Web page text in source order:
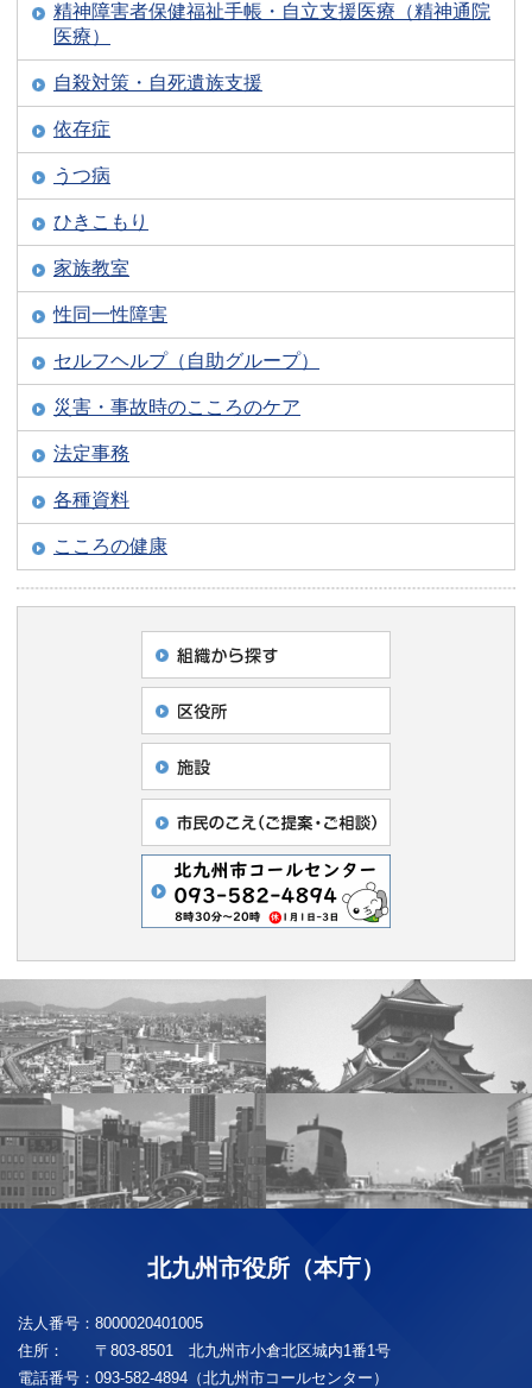
精神障害者保健福祉手帳・自立支援医療（精神通院
医療）
自殺対策・自死遺族支援
依存症
うつ病
ひきこもり
家族教室
性同一性障害
セルフヘルプ（自助グループ）
災害・事故時のこころのケア
法定事務
各種資料
こころの健康
北九州市役所（本庁）
法人番号： 8000020401005
住所：
〒803-8501 北九州市小倉北区城内1番1号
電話番号： 093-582-4894（北九州市コールセンター）